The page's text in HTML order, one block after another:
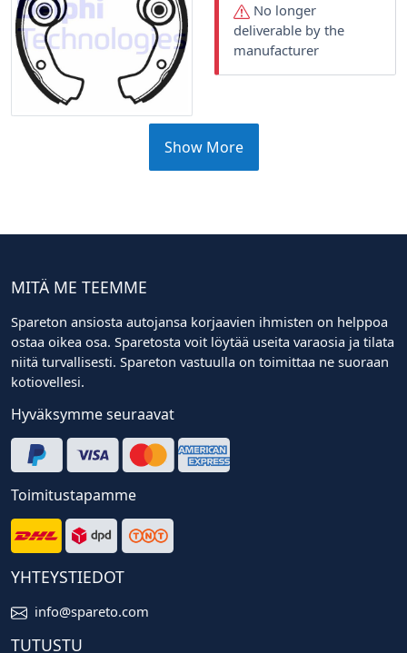
No longer
deliverable by the
manufacturer
Show More
MITÄ ME TEEMME
Spareton ansiosta autojansa korjaavien ihmisten on helppoa
ostaa oikea osa. Sparetosta voit löytää useita varaosia ja tilata
niitä turvallisesti. Spareton vastuulla on toimittaa ne suoraan
kotiovellesi.
Hyväksymme seuraavat
Toimitustapamme
YHTEYSTIEDOT
info@spareto.com
TUTUSTU